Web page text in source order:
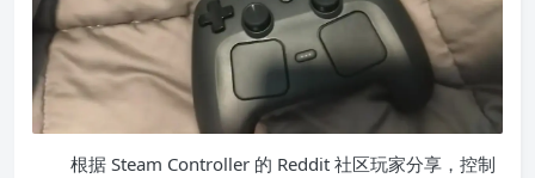
根据 Steam Controller 的 Reddit 社区玩家分享，控制